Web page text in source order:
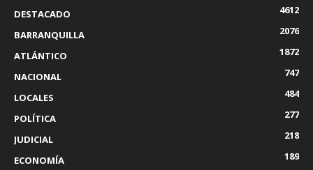
DESTACADO
4612
BARRANQUILLA
2076
ATLÁNTICO
1872
NACIONAL
747
LOCALES
484
POLÍTICA
277
JUDICIAL
218
ECONOMÍA
189